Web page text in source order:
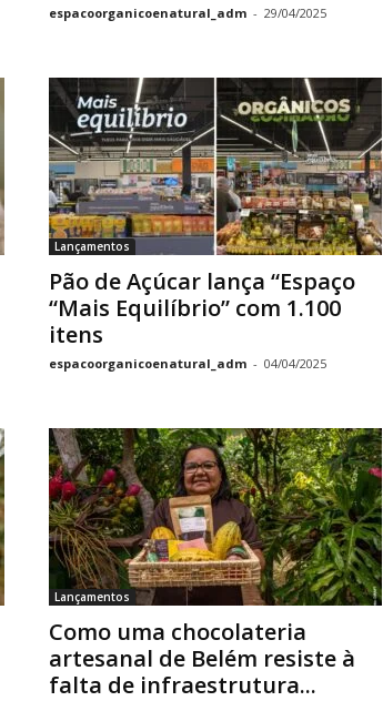
espacoorganicoenatural_adm - 29/04/2025
Lançamentos
Pão de Açúcar lança “Espaço
“Mais Equilíbrio” com 1.100
itens
espacoorganicoenatural_adm - 04/04/2025
Lançamentos
Como uma chocolateria
artesanal de Belém resiste à
falta de infraestrutura...